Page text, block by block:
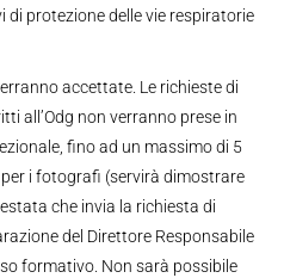
protezione delle vie respiratorie
accettate. Le richieste di
all’Odg non verranno prese in
fino ad un massimo di 5
i fotografi (servirà dimostrare
che invia la richiesta di
del Direttore Responsabile
formativo. Non sarà possibile